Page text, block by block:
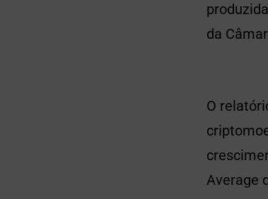
da
O
Average